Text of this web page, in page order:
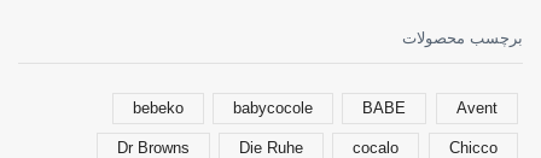
برچسب محصولات
Avent
BABE
babycocole
bebeko
Chicco
cocalo
Die Ruhe
Dr Browns